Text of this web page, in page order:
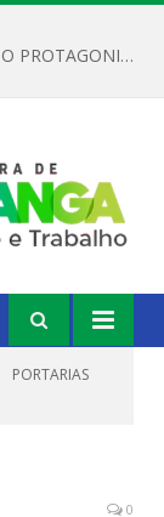
REGULAMENTO OFICIAL DO PRÊMIO ALUNO PROTAGONISTA – EDIÇÃO 2026
PORTARIAS
0